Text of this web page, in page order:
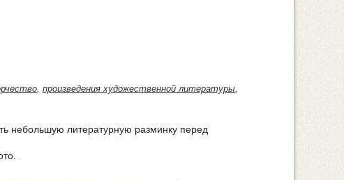
, произведения художественной литературы,
небольшую литературную разминку перед